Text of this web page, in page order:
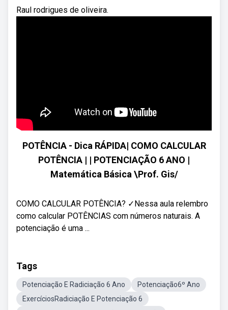
Raul rodrigues de oliveira.
POTÊNCIA - Dica RÁPIDA| COMO CALCULAR
POTÊNCIA | | POTENCIAÇÃO 6 ANO |
Matemática Básica \Prof. Gis/
COMO CALCULAR POTÊNCIA? ✓Nessa aula relembro
como calcular POTÊNCIAS com números naturais. A
potenciação é uma ...
Tags
Potenciação E Radiciação 6 Ano
Potenciação6º Ano
ExercíciosRadiciação E Potenciação 6